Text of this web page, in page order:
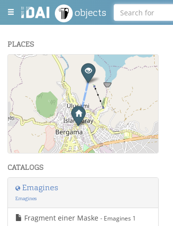
objects
PLACES
+
−
Leaflet| Maps and Data © OpenStreetMap
CATALOGS
Emagines
Emagines
Fragment einer Maske - Emagines 1